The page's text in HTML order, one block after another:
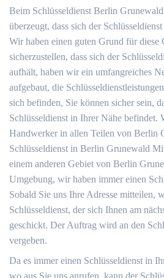
Beim Schlüsseldienst Berlin
überzeugt, dass sich der
Wir haben einen guten Grund für diese
sicherzustellen, dass sich der
aufhält, haben wir ein umfangreiches
aufgebaut, die
sich befinden, Sie können sicher sein,
Schlüsseldienst in Ihrer Nähe befindet.
Handwerker in allen Teilen von Berlin
Schlüsseldienst in Berlin Grunewald
einem anderen Gebiet von Berlin
Umgebung, wir haben immer einen
Sobald Sie uns Ihre Adresse mitteilen,
Schlüsseldienst, der sich Ihnen am
geschickt. Der Auftrag wird an den
vergeben.
Da es immer einen Schlüsseldienst in
wo aus Sie uns anrufen, kann der